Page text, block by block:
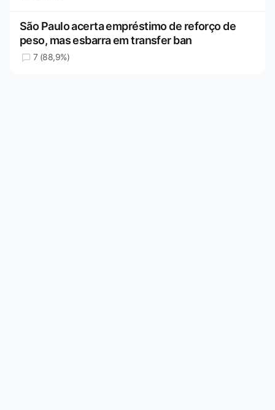
São Paulo acerta empréstimo de reforço de
peso, mas esbarra em transfer ban
7 (88,9%)